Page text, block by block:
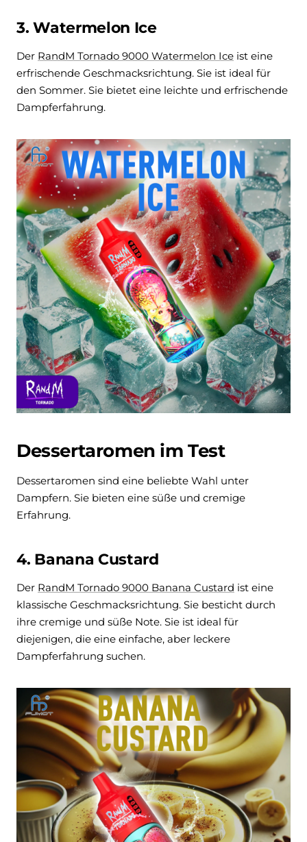
3. Watermelon Ice
Der RandM Tornado 9000 Watermelon Ice ist eine
erfrischende Geschmacksrichtung. Sie ist ideal für
den Sommer. Sie bietet eine leichte und erfrischende
Dampferfahrung.
Dessertaromen im Test
Dessertaromen sind eine beliebte Wahl unter
Dampfern. Sie bieten eine süße und cremige
Erfahrung.
4. Banana Custard
Der RandM Tornado 9000 Banana Custard ist eine
klassische Geschmacksrichtung. Sie besticht durch
ihre cremige und süße Note. Sie ist ideal für
diejenigen, die eine einfache, aber leckere
Dampferfahrung suchen.